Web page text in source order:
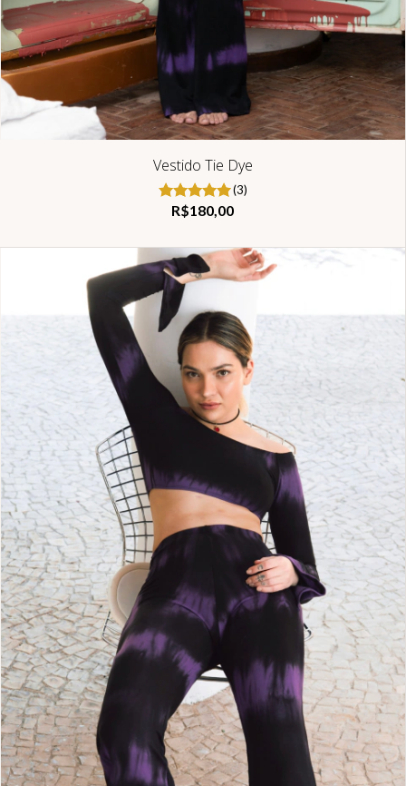
Vestido Tie Dye
(3)
R$180,00